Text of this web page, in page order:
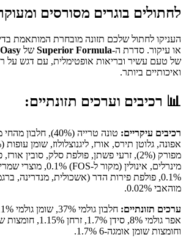
לחתולים בוגרים מסורסים ומעוקרות
העניקו לחתול שלכם תזונה מובחרת המותאמת
או עיקור. סדרת ה-Superior Formula של Oasy
של טעם עשיר ובריאות אופטימלית, עם דגש על
ואיכותיים ביותר.
📊 רכיבים וערכים תזונתיים:
רכיבים עיקריים:
מפורק (2%), זרעי פשתן, פולפת סלק, סובין
0.1%, פולפת פירות הדר (אשכולית, מנדרינה,
מוהאבי 0.02%.
ערכים תזונתיים:
וחומצות שומן אומגה-6 1.7%.